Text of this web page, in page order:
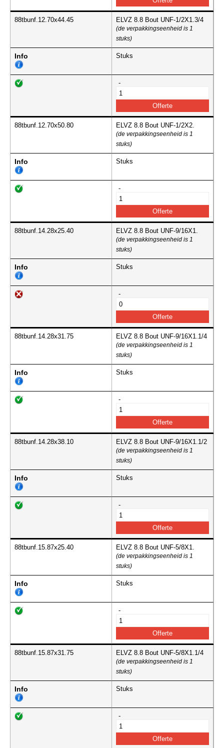
88tbunf.12.70x44.45 ELVZ 8.8 Bout UNF-1/2X1.3/4
(de verpakkingseenheid is 1
stuks)
Info Stuks
-
88tbunf.12.70x50.80 ELVZ 8.8 Bout UNF-1/2X2.
(de verpakkingseenheid is 1
stuks)
Info Stuks
-
88tbunf.14.28x25.40 ELVZ 8.8 Bout UNF-9/16X1.
(de verpakkingseenheid is 1
stuks)
Info Stuks
-
88tbunf.14.28x31.75 ELVZ 8.8 Bout UNF-9/16X1.1/4
(de verpakkingseenheid is 1
stuks)
Info Stuks
-
88tbunf.14.28x38.10 ELVZ 8.8 Bout UNF-9/16X1.1/2
(de verpakkingseenheid is 1
stuks)
Info Stuks
-
88tbunf.15.87x25.40 ELVZ 8.8 Bout UNF-5/8X1.
(de verpakkingseenheid is 1
stuks)
Info Stuks
-
88tbunf.15.87x31.75 ELVZ 8.8 Bout UNF-5/8X1.1/4
(de verpakkingseenheid is 1
stuks)
Info Stuks
-